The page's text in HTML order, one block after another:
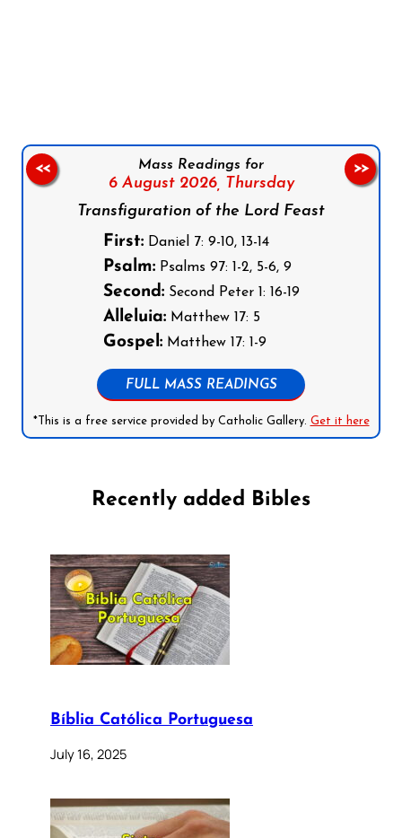
Mass Readings for
6 August 2026, Thursday
Transfiguration of the Lord Feast
First:Daniel 7: 9-10, 13-14
Psalm:Psalms 97: 1-2, 5-6, 9
Second:Second Peter 1: 16-19
Alleluia:Matthew 17: 5
Gospel:Matthew 17: 1-9
FULL MASS READINGS
*This is a free service provided by Catholic Gallery. Get it here
<< >>
Recently added Bibles
Bíblia Católica Portuguesa
July 16, 2025